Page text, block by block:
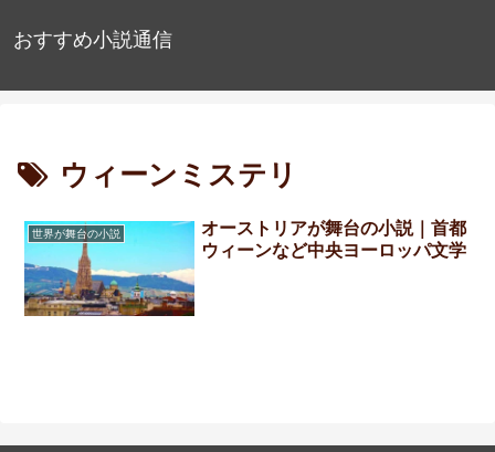
おすすめ小説通信
ウィーンミステリ
世界が舞台の小説
オーストリアが舞台の小説｜首都
ウィーンなど中央ヨーロッパ文学